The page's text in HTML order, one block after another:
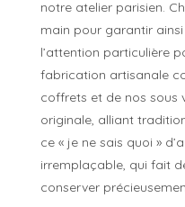
notre atelier parisien.
main pour garantir
l’attention particulière
fabrication artisanale
coffrets et de nos sous
originale, alliant
ce « je ne sais quoi »
irremplaçable, qui fait
conserver